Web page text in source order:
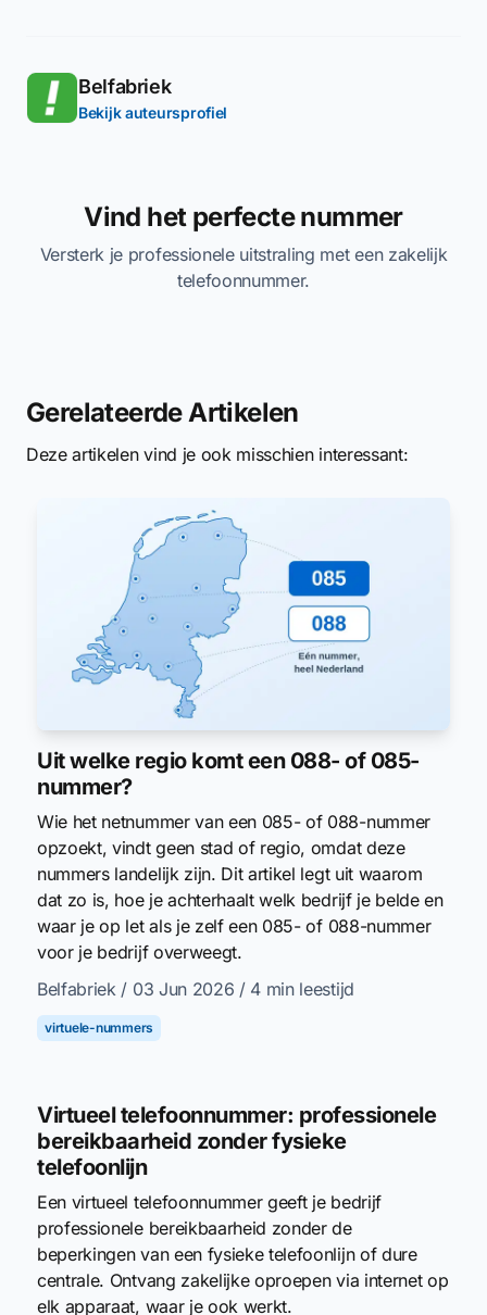
Belfabriek
Bekijk auteursprofiel
Vind het perfecte nummer
Versterk je professionele uitstraling met een zakelijk
telefoonnummer.
Gerelateerde Artikelen
Deze artikelen vind je ook misschien interessant:
Uit welke regio komt een 088- of 085-
nummer?
Wie het netnummer van een 085- of 088-nummer
opzoekt, vindt geen stad of regio, omdat deze
nummers landelijk zijn. Dit artikel legt uit waarom
dat zo is, hoe je achterhaalt welk bedrijf je belde en
waar je op let als je zelf een 085- of 088-nummer
voor je bedrijf overweegt.
Belfabriek / 03 Jun 2026 / 4 min leestijd
virtuele-nummers
Virtueel telefoonnummer: professionele
bereikbaarheid zonder fysieke
telefoonlijn
Een virtueel telefoonnummer geeft je bedrijf
professionele bereikbaarheid zonder de
beperkingen van een fysieke telefoonlijn of dure
centrale. Ontvang zakelijke oproepen via internet op
elk apparaat, waar je ook werkt.